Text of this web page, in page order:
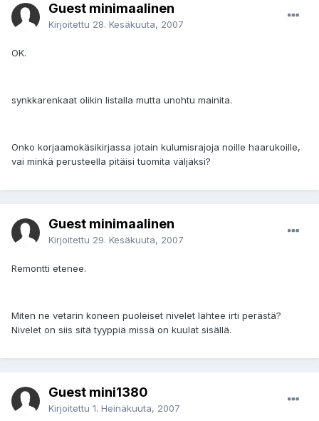
Guest minimaalinen
Kirjoitettu 28. Kesäkuuta, 2007
OK.
synkkarenkaat olikin listalla mutta unohtu mainita.
Onko korjaamokäsikirjassa jotain kulumisrajoja noille haarukoille,
vai minkä perusteella pitäisi tuomita väljäksi?
Guest minimaalinen
Kirjoitettu 29. Kesäkuuta, 2007
Remontti etenee.
Miten ne vetarin koneen puoleiset nivelet lähtee irti perästä?
Nivelet on siis sitä tyyppiä missä on kuulat sisällä.
Guest mini1380
Kirjoitettu 1. Heinäkuuta, 2007